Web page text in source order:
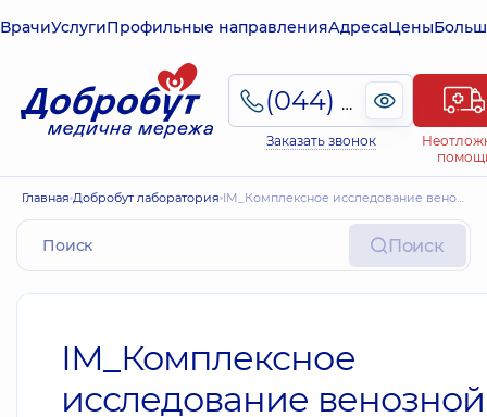
ВрачиУслугиПрофильные направленияАдресаЦены
(044) 495-2-888
Заказать звонок
Главная Добробут лаборатория ІМ_Комплексное исследование венозной крови: идентификация анаэробных микроорганизмов. Предварительный результат. Антибиотикограмма с МИК.
Поиск
ІМ_Комплексное
исследование венозной